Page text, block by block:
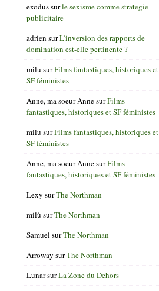
exodussurle sexisme comme strategie
publicitaire
adrien surL’inversion des rapports de
domination est-elle pertinente ?
milu surFilms fantastiques, historiques et
SF féministes
Anne, ma soeur AnnesurFilms
fantastiques, historiques et SF féministes
milu surFilms fantastiques, historiques et
SF féministes
Anne, ma soeur AnnesurFilms
fantastiques, historiques et SF féministes
Lexy surThe Northman
milù surThe Northman
Samuel surThe Northman
Arroway surThe Northman
LunarsurLa Zone du Dehors